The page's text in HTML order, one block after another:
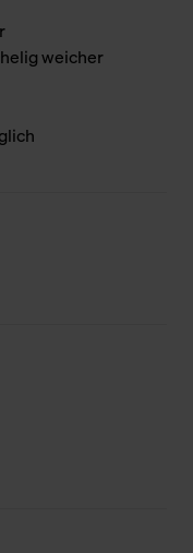
weicher